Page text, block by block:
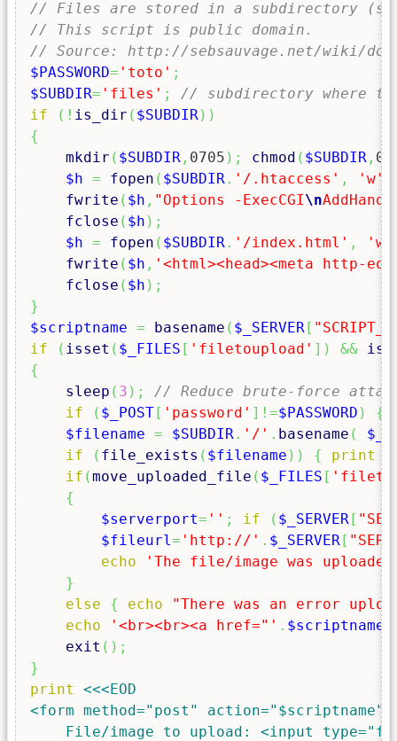
// Files are stored in a subdirectory (see
// This script is public domain.
// Source: http://sebsauvage.net/wiki/
$PASSWORD= 'toto' ;
$SUBDIR= 'files' ;
// subdirectory where
if
( ! is_dir ( $SUBDIR ) )
{
mkdir ( $SUBDIR , 0705 ) ; chmod ( $SUBDIR ,
$h = fopen ( $SUBDIR . '/.htaccess' , 'w'
fwrite ( $h , "Options -ExecCGI\n
fclose ( $h ) ;
$h = fopen ( $SUBDIR . '/index.html' , 'w'
fwrite ( $h , '<html><head><meta http-
fclose ( $h ) ;
}
$scriptname = basename ( $_SERVER [
if
( isset ( $_FILES [ 'filetoupload' ] ) &&
{
sleep ( 3 ) ;
// Reduce brute-force
if
( $_POST[ 'password' ] !=$PASSWORD ) {
$filename = $SUBDIR . '/' . basename (
if
( file_exists ( $filename ) ) { print
if (move_uploaded_file ( $_FILES [
{
$serverport= '' ; if ( $_SERVER [
$fileurl = 'http://' . $_SERVER [
echo
'The file/image was
}
else
{ echo
"There was an error
echo
'<br><br><a href="' . $scriptname
exit ( ) ;
}
print
<<<EOD
<form method="post"
File/image to upload: <input